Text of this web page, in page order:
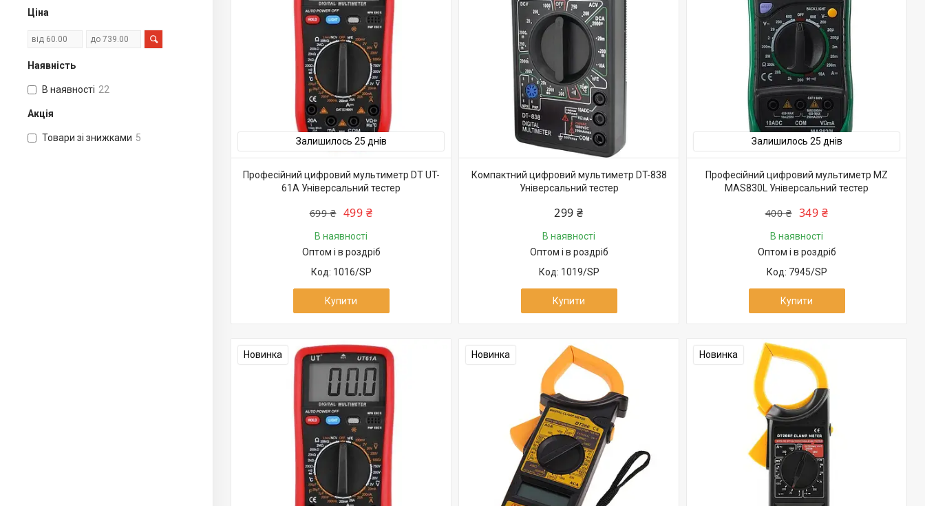
Ціна
Наявність
В наявності 22
Акція
Товари зі знижками 5 Залишилось 25 днів
Професійний цифровий мультиметр DT UT-
61A Універсальний тестер
699 ₴ 499 ₴
В наявності
Оптом і в роздріб
1016/SP
Купити
Компактний цифровий мультиметр DT-838
Універсальний тестер
299 ₴
В наявності
Оптом і в роздріб
1019/SP
Купити
Залишилось 25 днів
Професійний цифровий мультиметр MZ
MAS830L Універсальний тестер
400 ₴ 349 ₴
В наявності
Оптом і в роздріб
7945/SP
Купити
Новинка Новинка Новинка